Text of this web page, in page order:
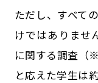
ただし、すべて
けではありませ
に関する調査（
と応えた学生は